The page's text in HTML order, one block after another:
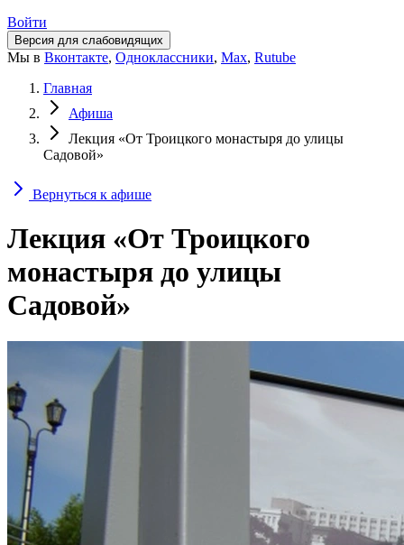
Войти
Версия для слабовидящих
Мы в Вконтакте, Одноклассники, Max, Rutube
Главная
Афиша
Лекция «От Троицкого монастыря до улицы
Садовой»
Вернуться к афише
Лекция «От Троицкого
монастыря до улицы
Садовой»